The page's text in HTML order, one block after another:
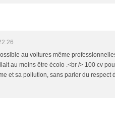
au voitures même
au moins être écolo .<br /> 100 cv
et sa pollution, sans parler du respect